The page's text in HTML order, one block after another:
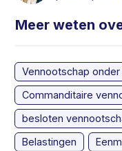
Meer weten
Vennootschap onder
Commanditaire
besloten
Belastingen